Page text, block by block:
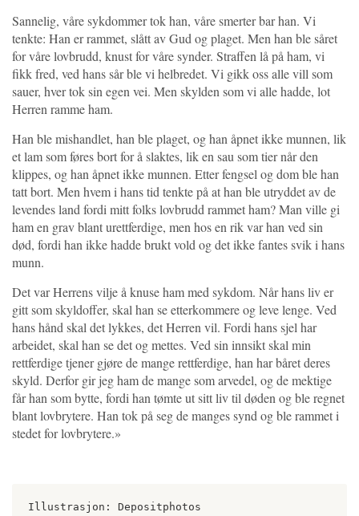
Sannelig, våre sykdommer tok han, våre smerter bar han. Vi
tenkte: Han er rammet, slått av Gud og plaget. Men han ble såret
for våre lovbrudd, knust for våre synder. Straffen lå på ham, vi
fikk fred, ved hans sår ble vi helbredet. Vi gikk oss alle vill som
sauer, hver tok sin egen vei. Men skylden som vi alle hadde, lot
Herren ramme ham.
Han ble mishandlet, han ble plaget, og han åpnet ikke munnen, lik
et lam som føres bort for å slaktes, lik en sau som tier når den
klippes, og han åpnet ikke munnen. Etter fengsel og dom ble han
tatt bort. Men hvem i hans tid tenkte på at han ble utryddet av de
levendes land fordi mitt folks lovbrudd rammet ham? Man ville gi
ham en grav blant urettferdige, men hos en rik var han ved sin
død, fordi han ikke hadde brukt vold og det ikke fantes svik i hans
munn.
Det var Herrens vilje å knuse ham med sykdom. Når hans liv er
gitt som skyldoffer, skal han se etterkommere og leve lenge. Ved
hans hånd skal det lykkes, det Herren vil. Fordi hans sjel har
arbeidet, skal han se det og mettes. Ved sin innsikt skal min
rettferdige tjener gjøre de mange rettferdige, han har båret deres
skyld. Derfor gir jeg ham de mange som arvedel, og de mektige
får han som bytte, fordi han tømte ut sitt liv til døden og ble regnet
blant lovbrytere. Han tok på seg de manges synd og ble rammet i
stedet for lovbrytere.»
Illustrasjon: Depositphotos